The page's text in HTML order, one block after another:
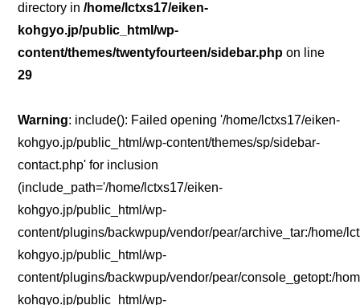
directory in/home/lctxs17/eiken-
kohgyo.jp/public_html/wp-
content/themes/twentyfourteen/sidebar.php on line
29
Warning: include(): Failed opening '/home/lctxs17/eiken-
kohgyo.jp/public_html/wp-content/themes/sp/sidebar-
contact.php' for inclusion
(include_path='/home/lctxs17/eiken-
kohgyo.jp/public_html/wp-
content/plugins/backwpup/vendor/pear/archive_tar:/home/
kohgyo.jp/public_html/wp-
content/plugins/backwpup/vendor/pear/console_getopt:/
kohgyo.jp/public_html/wp-